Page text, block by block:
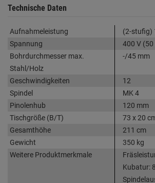
Technische Daten
Aufnahmeleistung
(2-stufig)
Spannung
400 V (50
Bohrdurchmesser max.
Stahl/Holz
-/45 mm
Geschwindigkeiten
12
Spindel
MK 4
Pinolenhub
120 mm
Tischgröße (B/T)
73 x 20
Gesamthöhe
211 cm
Gewicht
350 kg
Weitere Produktmerkmale
Kubatur: